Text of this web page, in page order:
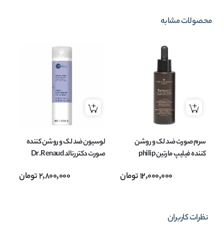
محصولات مشابه
سرم صورت ضد لک و روشن
کننده فیلیپ مارتین philip
12,000,000تومان
لوسیون ضد لک و روشن کننده
صورت دکتر رنالد Dr.Renaud
2,800,000تومان
نظرات کاربران